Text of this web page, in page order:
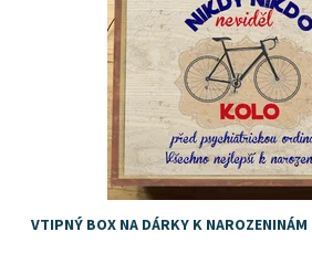
VTIPNÝ BOX NA DÁRKY K